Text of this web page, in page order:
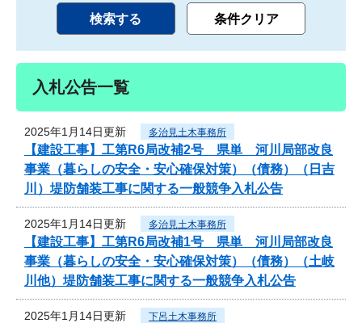
入札公告一覧
2025年1月14日更新 多治見土木事務所
【建設工事】工第R6局改補2号 県単 河川局部改良
事業（暮らしの安全・安心確保対策）（債務）（日吉
川）堤防舗装工事に関する一般競争入札公告
2025年1月14日更新 多治見土木事務所
【建設工事】工第R6局改補1号 県単 河川局部改良
事業（暮らしの安全・安心確保対策）（債務）（土岐
川他）堤防舗装工事に関する一般競争入札公告
2025年1月14日更新 下呂土木事務所